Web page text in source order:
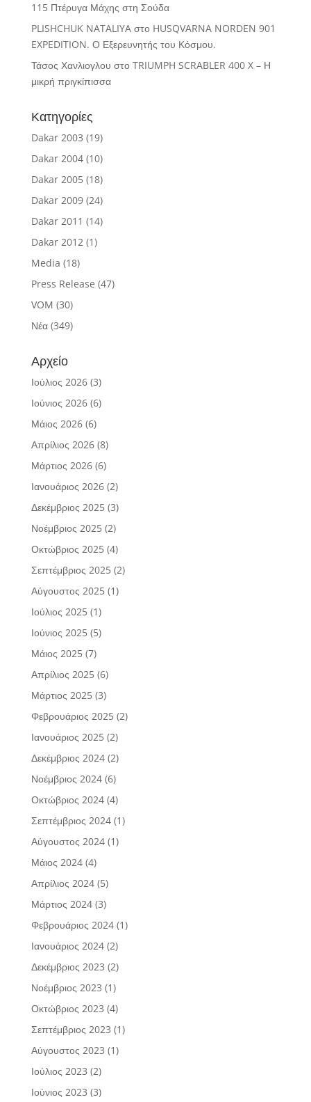
115 Πτέρυγα Μάχης στη Σούδα
PLISHCHUK NATALIYAστο HUSQVARNA NORDEN 901
EXPEDITION. Ο Εξερευνητής του Κόσμου.
Τάσος Χανλιογλου στο TRIUMPH SCRABLER 400 X – Η
μικρή πριγκίπισσα
Κατηγορίες
Dakar 2003 (19)
Dakar 2004(10)
Dakar 2005(18)
Dakar 2009(24)
Dakar 2011 (14)
Dakar 2012(1)
Media (18)
Press Release (47)
VOM (30)
Νέα(349)
Αρχείο
Ιούλιος 2026(3)
Ιούνιος 2026(6)
Μάιος 2026(6)
Απρίλιος 2026(8)
Μάρτιος 2026(6)
Ιανουάριος 2026(2)
Δεκέμβριος 2025(3)
Νοέμβριος 2025(2)
Οκτώβριος 2025(4)
Σεπτέμβριος 2025(2)
Αύγουστος 2025(1)
Ιούλιος 2025(1)
Ιούνιος 2025(5)
Μάιος 2025(7)
Απρίλιος 2025(6)
Μάρτιος 2025(3)
Φεβρουάριος 2025(2)
Ιανουάριος 2025(2)
Δεκέμβριος 2024(2)
Νοέμβριος 2024(6)
Οκτώβριος 2024(4)
Σεπτέμβριος 2024(1)
Αύγουστος 2024(1)
Μάιος 2024(4)
Απρίλιος 2024(5)
Μάρτιος 2024(3)
Φεβρουάριος 2024(1)
Ιανουάριος 2024(2)
Δεκέμβριος 2023 (2)
Νοέμβριος 2023 (1)
Οκτώβριος 2023 (4)
Σεπτέμβριος 2023 (1)
Αύγουστος 2023 (1)
Ιούλιος 2023 (2)
Ιούνιος 2023 (3)